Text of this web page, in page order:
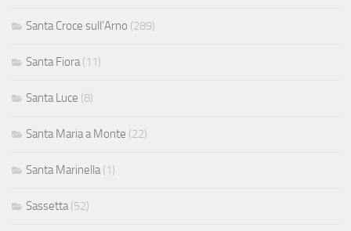
Santa Croce sull'Arno (289)
Santa Fiora (11)
Santa Luce (8)
Santa Maria a Monte (22)
Santa Marinella (1)
Sassetta (52)